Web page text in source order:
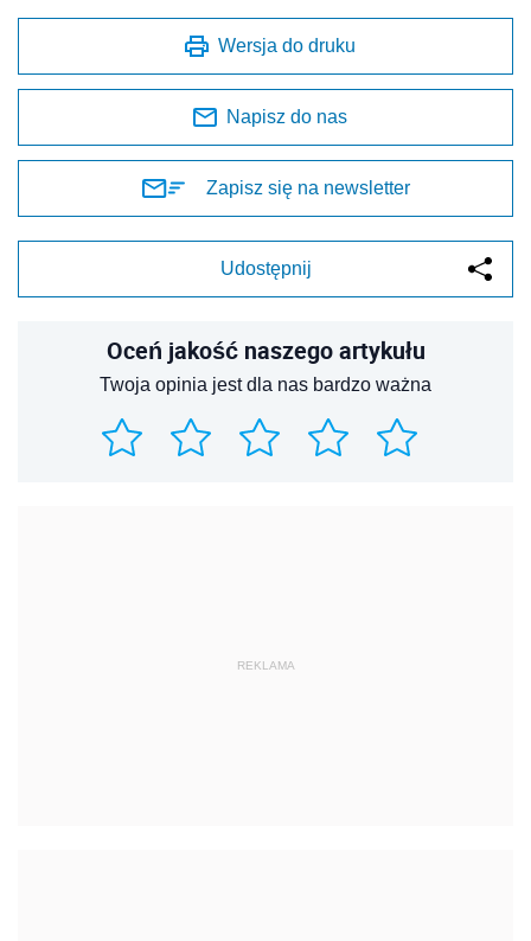
Wersja do druku
Napisz do nas
Zapisz się na newsletter
Udostępnij
Oceń jakość naszego artykułu
Twoja opinia jest dla nas bardzo ważna
REKLAMA